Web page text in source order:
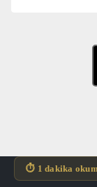
⏱ 1 dakika